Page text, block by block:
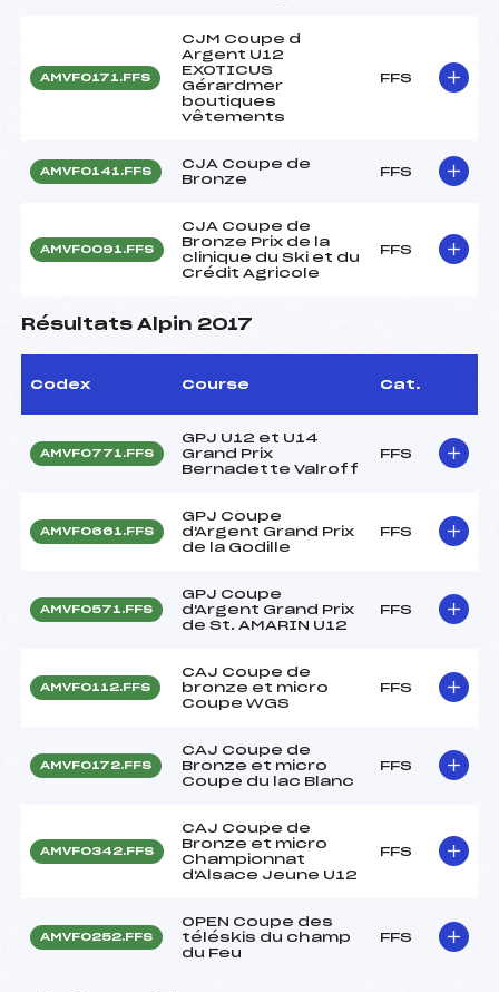
AMVF0171.FFS
CJM Coupe d
Argent U12
EXOTICUS
Gérardmer
boutiques
vêtements
FFS
AMVF0141.FFS
CJA Coupe de
Bronze
FFS
AMVF0091.FFS
CJA Coupe de
Bronze Prix de la
clinique du Ski et du
Crédit Agricole
FFS
Résultats Alpin 2017
Codex Course Cat.
AMVF0771.FFS
GPJ U12 et U14
Grand Prix
Bernadette Valroff
FFS
AMVF0661.FFS
GPJ Coupe
d'Argent Grand Prix
de la Godille
FFS
AMVF0571.FFS
GPJ Coupe
d'Argent Grand Prix
de St. AMARIN U12
FFS
AMVF0112.FFS
CAJ Coupe de
bronze et micro
Coupe WGS
FFS
AMVF0172.FFS
CAJ Coupe de
Bronze et micro
Coupe du lac Blanc
FFS
AMVF0342.FFS
CAJ Coupe de
Bronze et micro
Championnat
d'Alsace Jeune U12
FFS
AMVF0252.FFS
OPEN Coupe des
téléskis du champ
du Feu
FFS